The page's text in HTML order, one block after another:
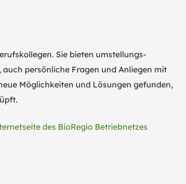
Sie bieten umstellungs­
persönliche Fragen und Anliegen mit
Möglichkeiten und Lösungen gefunden,
des BioRegio Betriebnetzes